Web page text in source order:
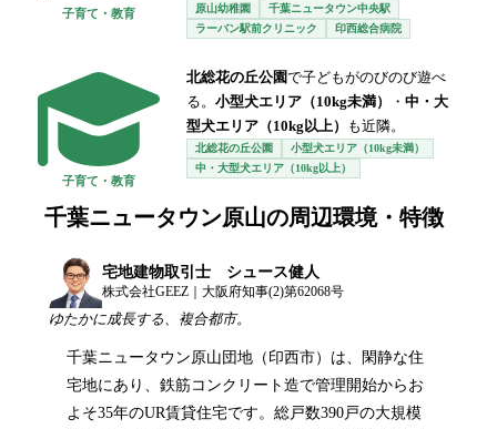
子育て・教育
原山幼稚園
千葉ニュータウン中央駅
ラーバン駅前クリニック
印西総合病院
子育て・教育
北総花の丘公園で子どもがのびのび遊べ
る。 小型犬エリア（10kg未満） ・ 中・大
型犬エリア（10kg以上）
も近隣。
北総花の丘公園
小型犬エリア（10kg未満）
中・大型犬エリア（10kg以上）
千葉ニュータウン原山の周辺環境・特徴
宅地建物取引士 シュース健人
株式会社GEEZ｜大阪府知事(2)第62068号
ゆたかに成長する、複合都市。
千葉ニュータウン原山団地（印西市）は、閑静な住
宅地にあり、鉄筋コンクリート造で管理開始からお
よそ35年のUR賃貸住宅です。総戸数390戸の大規模